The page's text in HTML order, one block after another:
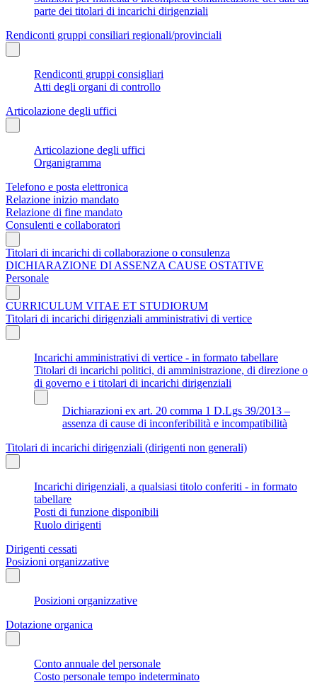
parte dei titolari di incarichi dirigenziali
Rendiconti gruppi consiliari regionali/provinciali
Rendiconti gruppi consigliari
Atti degli organi di controllo
Articolazione degli uffici
Articolazione degli uffici
Organigramma
Telefono e posta elettronica
Relazione inizio mandato
Relazione di fine mandato
Consulenti e collaboratori
Titolari di incarichi di collaborazione o consulenza
DICHIARAZIONE DI ASSENZA CAUSE OSTATIVE
Personale
CURRICULUM VITAE ET STUDIORUM
Titolari di incarichi dirigenziali amministrativi di vertice
Incarichi amministrativi di vertice - in formato tabellare
Titolari di incarichi politici, di amministrazione, di direzione o
di governo e i titolari di incarichi dirigenziali
Dichiarazioni ex art. 20 comma 1 D.Lgs 39/2013 –
assenza di cause di inconferibilità e incompatibilità
Titolari di incarichi dirigenziali (dirigenti non generali)
Incarichi dirigenziali, a qualsiasi titolo conferiti - in formato
tabellare
Posti di funzione disponibili
Ruolo dirigenti
Dirigenti cessati
Posizioni organizzative
Posizioni organizzative
Dotazione organica
Conto annuale del personale
Costo personale tempo indeterminato